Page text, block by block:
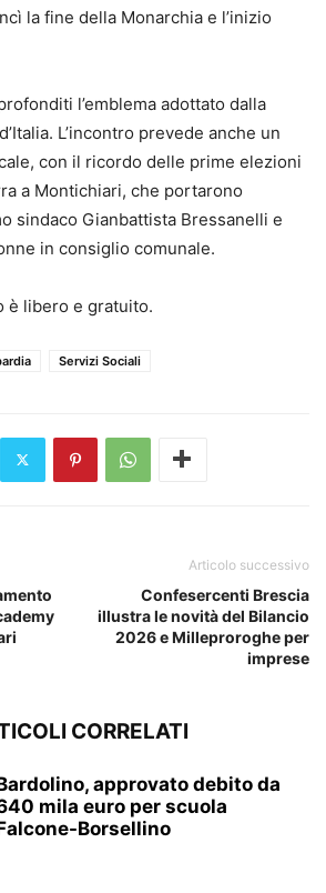
la fine della Monarchia e l’inizio
l’emblema adottato dalla
L’incontro prevede anche un
con il ricordo delle prime elezioni
a Montichiari, che portarono
sindaco Gianbattista Bressanelli e
in consiglio comunale.
è libero e gratuito.
Servizi Sociali
Articolo successivo
Confesercenti Brescia
illustra le novità del Bilancio
2026 e Milleproroghe per
imprese
CORRELATI
approvato debito da
mila euro per scuola
Borsellino